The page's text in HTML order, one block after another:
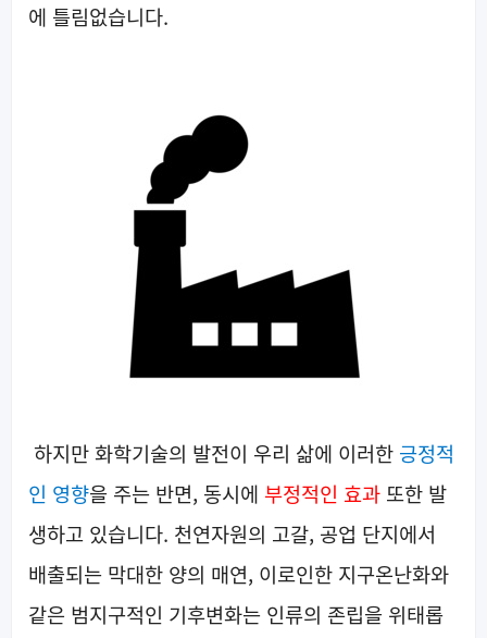
에 틀림없습니다.
하지만 화학기술의 발전이 우리 삶에 이러한 긍정적
인 영향을 주는 반면, 동시에 부정적인 효과 또한 발
생하고 있습니다. 천연자원의 고갈, 공업 단지에서
배출되는 막대한 양의 매연, 이로인한 지구온난화와
같은 범지구적인 기후변화는 인류의 존립을 위태롭